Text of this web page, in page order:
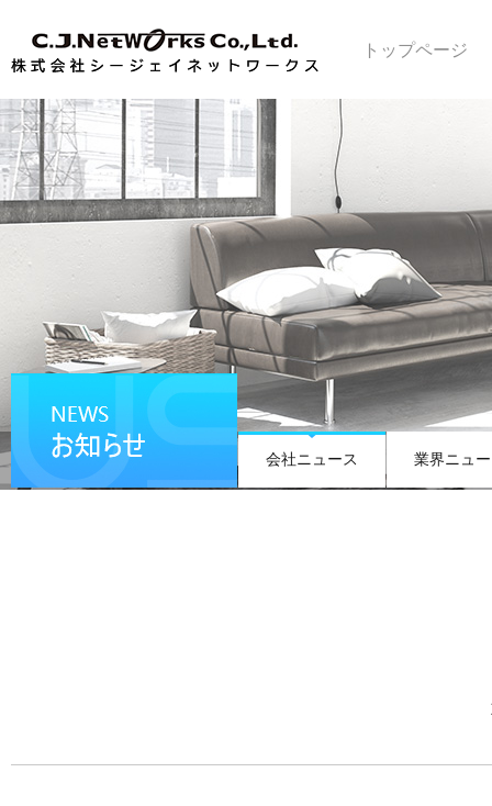
トップページ
会社ニュース 業界ニュ